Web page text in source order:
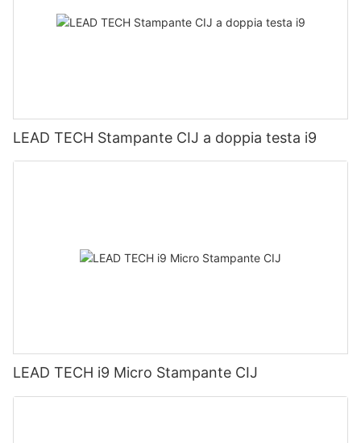
LEAD TECH Stampante CIJ a doppia testa i9
LEAD TECH i9 Micro Stampante CIJ